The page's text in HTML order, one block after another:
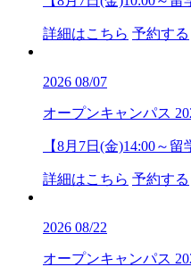
詳細はこちら 予約する
2026 08/07
オープンキャンパス
【8月7日(金)14:00～
詳細はこちら 予約する
2026 08/22
オープンキャンパス